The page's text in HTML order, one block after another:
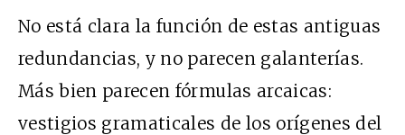
No está clara la función de estas antiguas
redundancias, y no parecen galanterías.
Más bien parecen fórmulas arcaicas:
vestigios gramaticales de los orígenes del